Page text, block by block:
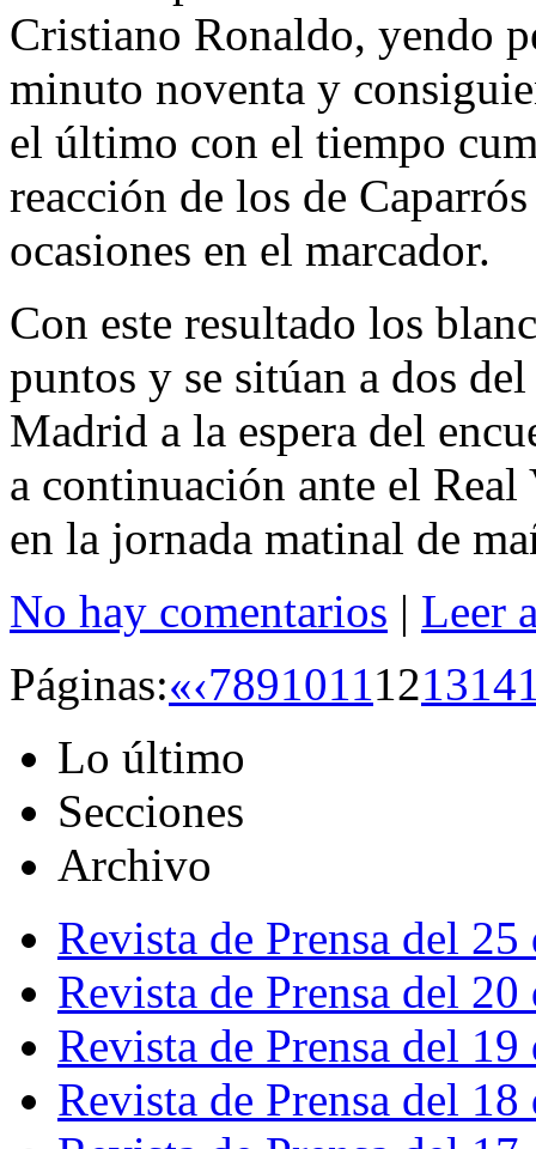
Cristiano Ronaldo, yendo
minuto noventa y
el último con el tiempo
reacción de los de
ocasiones en el marcador.
Con este resultado los
puntos y se sitúan a dos
Madrid a la espera del
a continuación ante el
en la jornada matinal de
No hay comentarios | Leer
Páginas:«‹7891011121314
Lo último
Secciones
Archivo
Revista de Prensa del
Revista de Prensa del
Revista de Prensa del
Revista de Prensa del